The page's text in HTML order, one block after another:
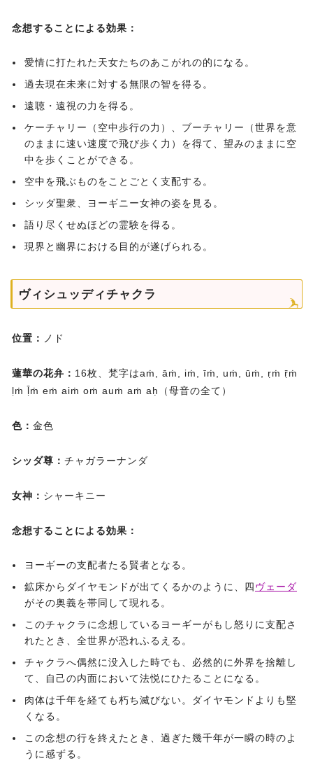
念想することによる効果：
愛情に打たれた天女たちのあこがれの的になる。
過去現在未来に対する無限の智を得る。
遠聴・遠視の力を得る。
ケーチャリー（空中歩行の力）、ブーチャリー（世界を意
のままに速い速度で飛び歩く力）を得て、望みのままに空
中を歩くことができる。
空中を飛ぶものをことごとく支配する。
シッダ聖衆、ヨーギニー女神の姿を見る。
語り尽くせぬほどの霊験を得る。
現界と幽界における目的が遂げられる。
ヴィシュッディチャクラ
位置： ノド
蓮華の花弁： 16枚、梵字はaṁ, āṁ, iṁ, īṁ, uṁ, ūṁ, ṛṁ ṝṁ
ḷṁ ḹṁ eṁ aiṁ oṁ auṁ aṁ aḥ（母音の全て）
色： 金色
シッダ尊： チャガラーナンダ
女神： シャーキニー
念想することによる効果：
ヨーギーの支配者たる賢者となる。
鉱床からダイヤモンドが出てくるかのように、四ヴェーダ
がその奥義を帯同して現れる。
このチャクラに念想しているヨーギーがもし怒りに支配さ
れたとき、全世界が恐れふるえる。
チャクラへ偶然に没入した時でも、必然的に外界を捨離し
て、自己の内面において法悦にひたることになる。
肉体は千年を経ても朽ち滅びない。ダイヤモンドよりも堅
くなる。
この念想の行を終えたとき、過ぎた幾千年が一瞬の時のよ
うに感ずる。